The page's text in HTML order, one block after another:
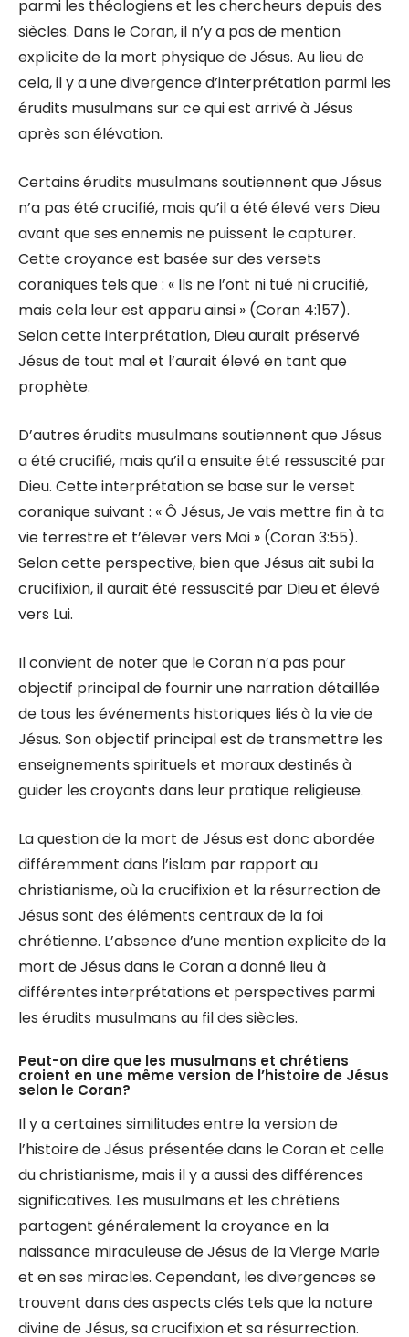
parmi les théologiens et les chercheurs depuis des
siècles. Dans le Coran, il n’y a pas de mention
explicite de la mort physique de Jésus. Au lieu de
cela, il y a une divergence d’interprétation parmi les
érudits musulmans sur ce qui est arrivé à Jésus
après son élévation.
Certains érudits musulmans soutiennent que Jésus
n’a pas été crucifié, mais qu’il a été élevé vers Dieu
avant que ses ennemis ne puissent le capturer.
Cette croyance est basée sur des versets
coraniques tels que : « Ils ne l’ont ni tué ni crucifié,
mais cela leur est apparu ainsi » (Coran 4:157).
Selon cette interprétation, Dieu aurait préservé
Jésus de tout mal et l’aurait élevé en tant que
prophète.
D’autres érudits musulmans soutiennent que Jésus
a été crucifié, mais qu’il a ensuite été ressuscité par
Dieu. Cette interprétation se base sur le verset
coranique suivant : « Ô Jésus, Je vais mettre fin à ta
vie terrestre et t’élever vers Moi » (Coran 3:55).
Selon cette perspective, bien que Jésus ait subi la
crucifixion, il aurait été ressuscité par Dieu et élevé
vers Lui.
Il convient de noter que le Coran n’a pas pour
objectif principal de fournir une narration détaillée
de tous les événements historiques liés à la vie de
Jésus. Son objectif principal est de transmettre les
enseignements spirituels et moraux destinés à
guider les croyants dans leur pratique religieuse.
La question de la mort de Jésus est donc abordée
différemment dans l’islam par rapport au
christianisme, où la crucifixion et la résurrection de
Jésus sont des éléments centraux de la foi
chrétienne. L’absence d’une mention explicite de la
mort de Jésus dans le Coran a donné lieu à
différentes interprétations et perspectives parmi
les érudits musulmans au fil des siècles.
Peut-on dire que les musulmans et chrétiens
croient en une même version de l’histoire de Jésus
selon le Coran?
Il y a certaines similitudes entre la version de
l’histoire de Jésus présentée dans le Coran et celle
du christianisme, mais il y a aussi des différences
significatives. Les musulmans et les chrétiens
partagent généralement la croyance en la
naissance miraculeuse de Jésus de la Vierge Marie
et en ses miracles. Cependant, les divergences se
trouvent dans des aspects clés tels que la nature
divine de Jésus, sa crucifixion et sa résurrection.